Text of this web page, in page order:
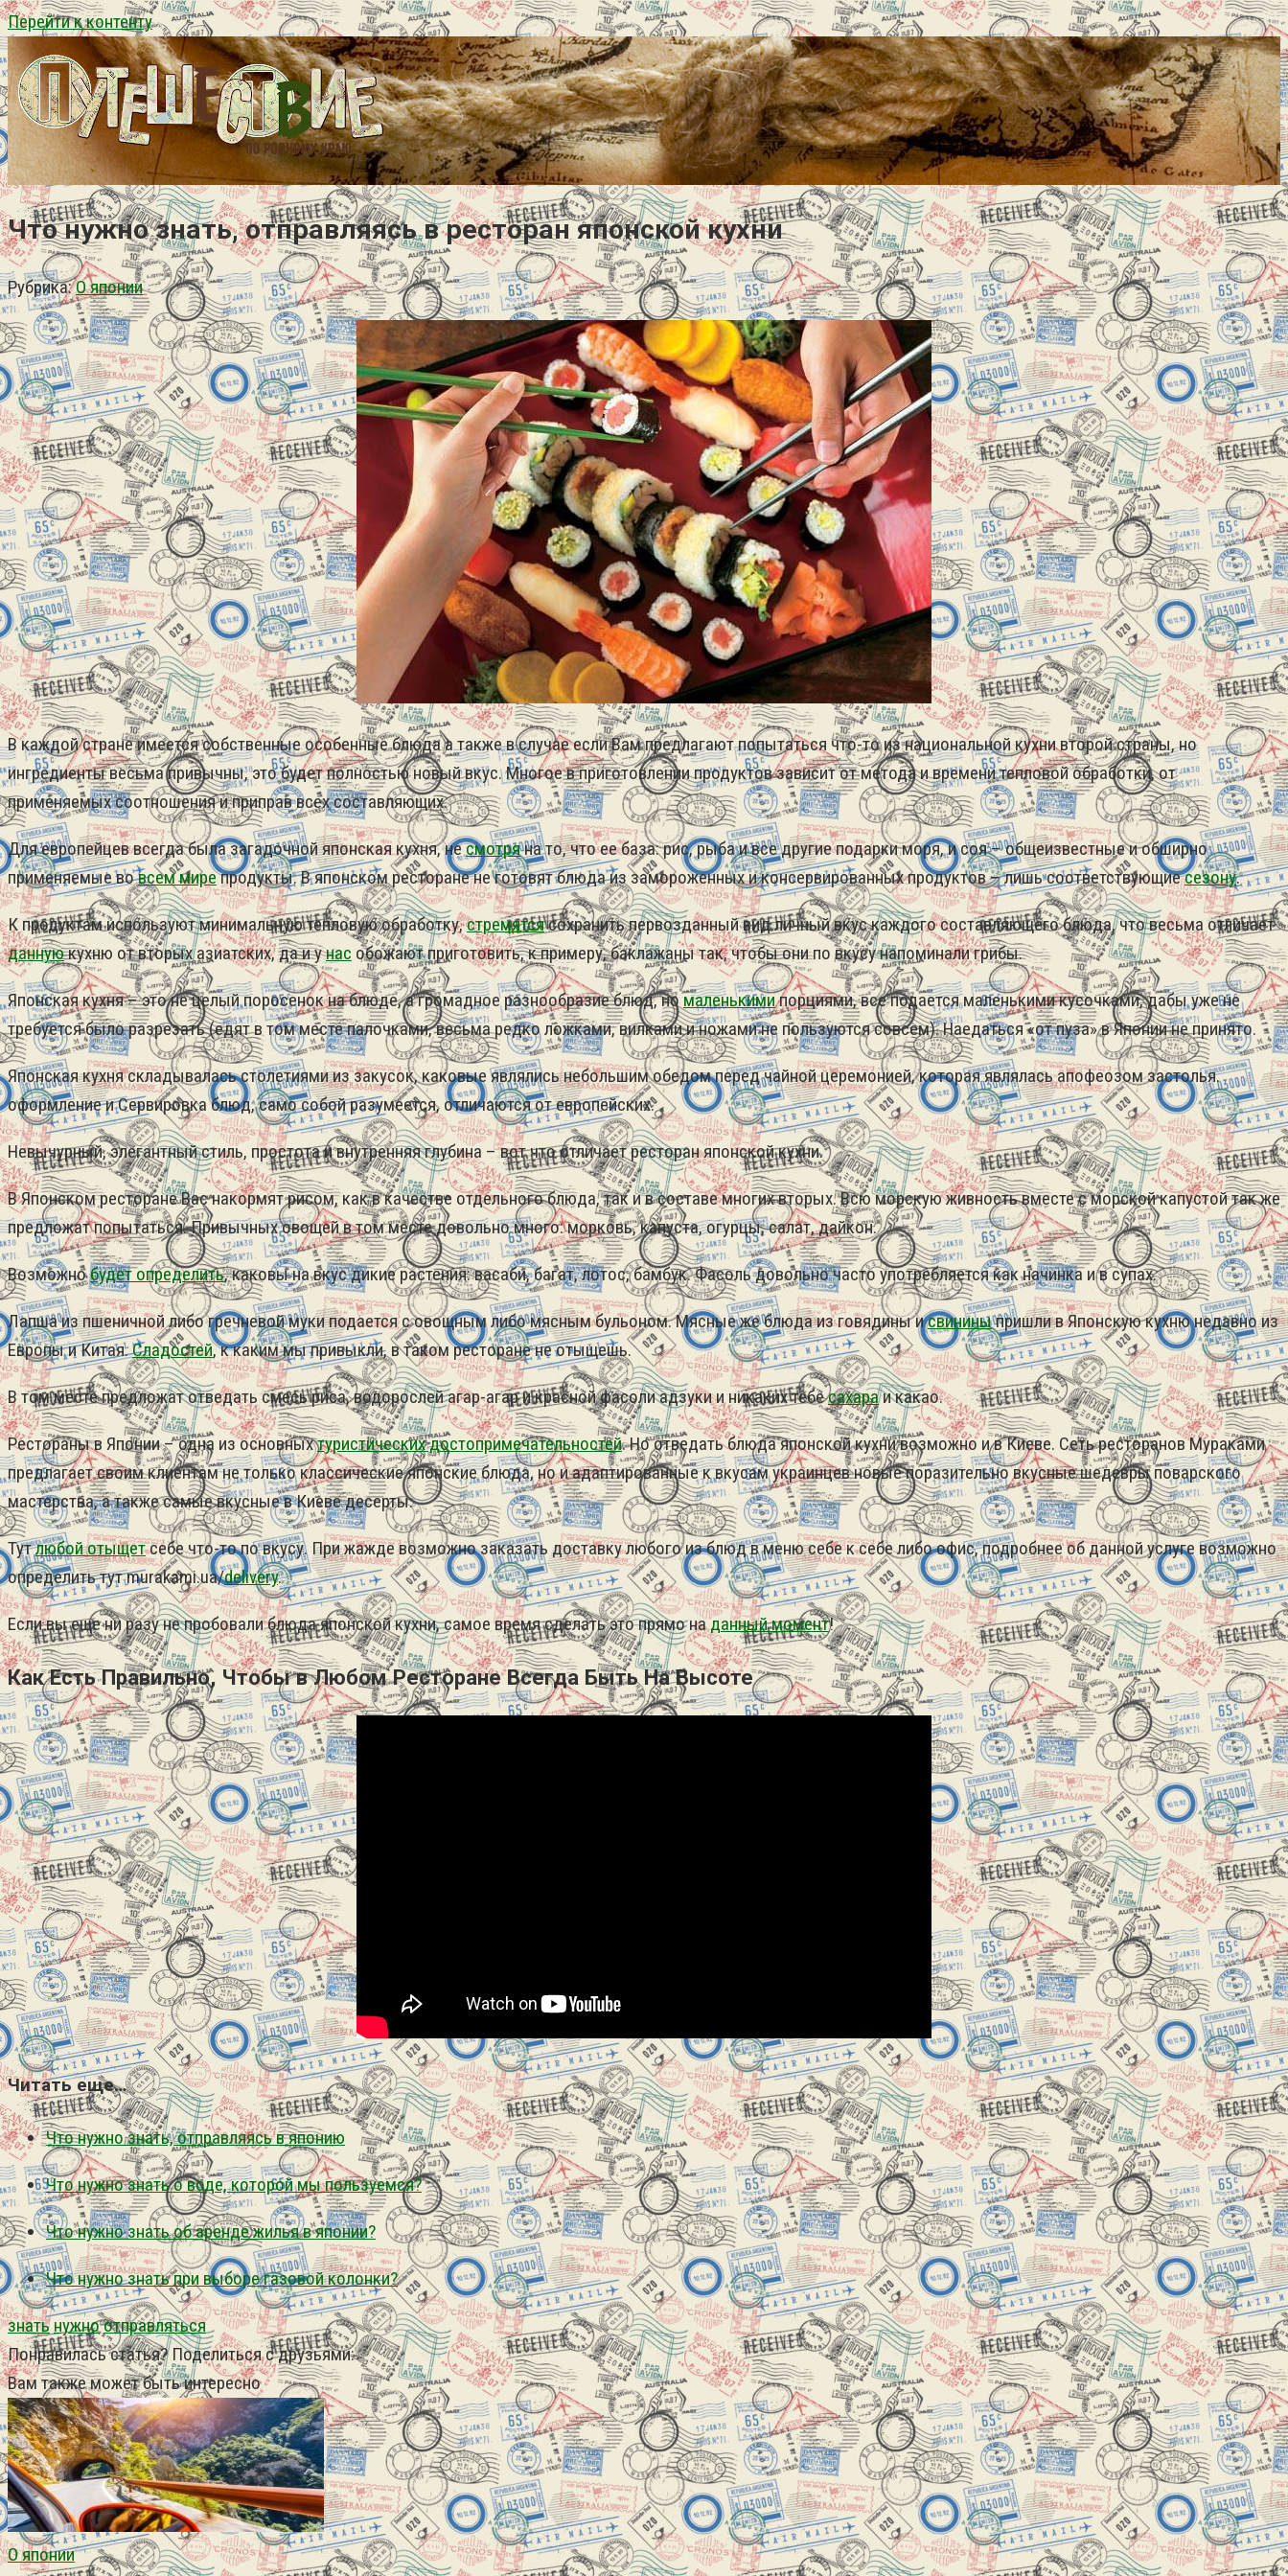
Перейти к контенту
Что нужно знать, отправляясь в ресторан японской кухни
Рубрика:О японии
В каждой стране имеется собственные особенные блюда а также в случае если Вам предлагают попытаться что-то из национальной кухни второй страны, но
ингредиенты весьма привычны, это будет полностью новый вкус. Многое в приготовлении продуктов зависит от метода и времени тепловой обработки, от
применяемых соотношения и приправ всех составляющих.
Для европейцев всегда была загадочной японская кухня, несмотряна то, что ее база: рис, рыба и все другие подарки моря, и соя – общеизвестные и обширно
применяемые вовсем мирепродукты.В японском ресторане не готовят блюда из замороженных и консервированных продуктов – лишь соответствующиесезону.
К продуктам используют минимальную тепловую обработку,стремятсясохранить первозданный вид личный вкус каждого составляющего блюда, что весьма отличает
даннуюкухню от вторых азиатских, да и унас обожают приготовить, к примеру, баклажаны так, чтобы они по вкусу напоминали грибы.
Японская кухня – это не целый поросенок на блюде, а громадное разнообразие блюд, номаленькимипорциями, все подается маленькими кусочками, дабы уже не
требуется было разрезать (едят в том месте палочками, весьма редко ложками, вилками и ножами не пользуются совсем). Наедаться «от пуза» в Японии не принято.
Японская кухня складывалась столетиями из закусок, каковые являлись небольшим обедом перед чайной церемонией, которая являлась апофеозом застолья.
оформление и Сервировка блюд, само собой разумеется, отличаются от европейских.
Невычурный, элегантный стиль, простота и внутренняя глубина – вот что отличает ресторан японской кухни.
В Японском ресторане Вас накормят рисом, как в качестве отдельного блюда, так и в составе многих вторых. Всю морскую живность вместе с морской капустой так же
предложат попытаться. Привычных овощей в том месте довольно много: морковь, капуста, огурцы, салат, дайкон.
Возможнобудет определить, каковы на вкус дикие растения: васаби, багат, лотос, бамбук. Фасоль довольно часто употребляется как начинка и в супах.
Лапша из пшеничной либо гречневой муки подается с овощным либо мясным бульоном. Мясные же блюда из говядины исвининыпришли в Японскую кухню недавно из
Европы и Китая.Сладостей, к каким мы привыкли, в таком ресторане не отыщешь.
В том месте предложат отведать смесь риса, водорослей агар-агар и красной фасоли адзуки и никаких тебесахараи какао.
Рестораны в Японии – одна из основныхтуристических достопримечательностей. Но отведать блюда японской кухни возможно и в Киеве. Сеть ресторанов Мураками
предлагает своим клиентам не только классические японские блюда, но и адаптированные к вкусам украинцев новые поразительно вкусные шедевры поварского
мастерства, а также самые вкусные в Киеве десерты.
Тутлюбой отыщетсебе что-то по вкусу. При жажде возможно заказать доставку любого из блюд в меню себе к себе либо офис, подробнее об данной услуге возможно
определить тут murakami.ua/delivery.
Если вы еще ни разу не пробовали блюда японской кухни, самое время сделать это прямо наданный момент!
Как Есть Правильно, Чтобы в Любом Ресторане Всегда Быть На Высоте
Читать еще…
Что нужно знать, отправляясь в японию
Что нужно знать о воде, которой мы пользуемся?
Что нужно знать об аренде жилья в японии?
Что нужно знать при выборе газовой колонки?
знать нужноотправляться
Понравилась статья? Поделиться с друзьями:
Вам также может быть интересно
О японии